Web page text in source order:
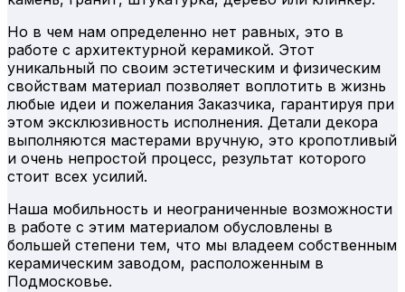
Но в чем нам определенно нет равных, это в
работе с архитектурной керамикой. Этот
уникальный по своим эстетическим и физическим
свойствам материал позволяет воплотить в жизнь
любые идеи и пожелания Заказчика, гарантируя при
этом эксклюзивность исполнения. Детали декора
выполняются мастерами вручную, это кропотливый
и очень непростой процесс, результат которого
стоит всех усилий.
Наша мобильность и неограниченные возможности
в работе с этим материалом обусловлены в
большей степени тем, что мы владеем собственным
керамическим заводом, расположенным в
Подмосковье.